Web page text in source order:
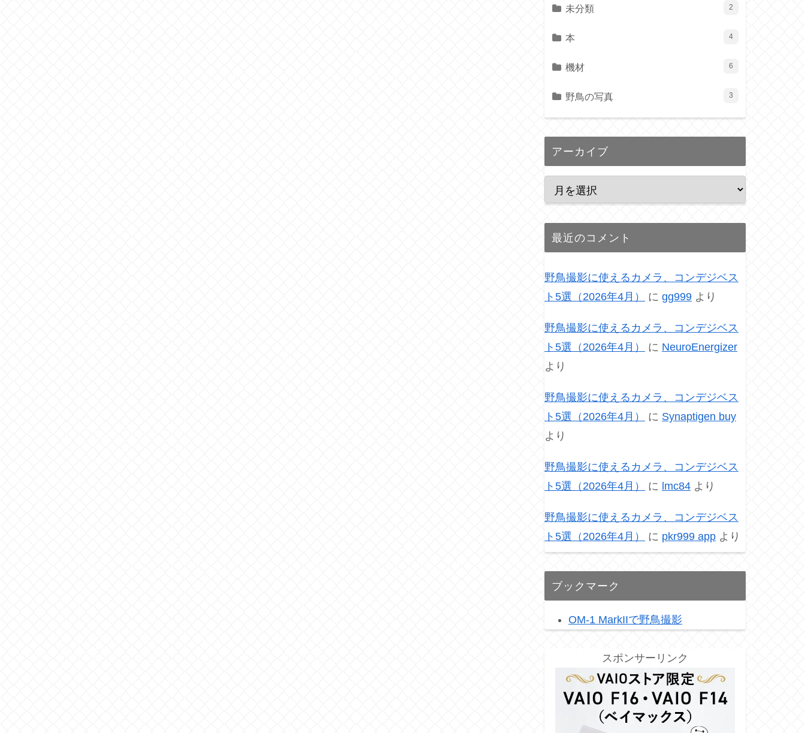
未分類 2
本 4
機材 6
野鳥の写真 3
アーカイブ
最近のコメント
野鳥撮影に使えるカメラ、コンデジベス
ト5選（2026年4月）
に gg999 より
野鳥撮影に使えるカメラ、コンデジベス
ト5選（2026年4月）
に NeuroEnergizer
より
野鳥撮影に使えるカメラ、コンデジベス
ト5選（2026年4月）
に Synaptigen buy
より
野鳥撮影に使えるカメラ、コンデジベス
ト5選（2026年4月）
に lmc84 より
野鳥撮影に使えるカメラ、コンデジベス
ト5選（2026年4月）
に pkr999 app より
ブックマーク
OM-1 MarkIIで野鳥撮影
スポンサーリンク